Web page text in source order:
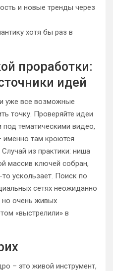
и новые тренды через
хотя бы раз в
проработки:
идей
уже все возможные
точку. Проверяйте идеи
тематическими видео,
именно там кроются
из практики: ниша
массив ключей собран,
ускользает. Поиск по
сетях неожиданно
очень живых
«выстрелили» в
– это живой инструмент,